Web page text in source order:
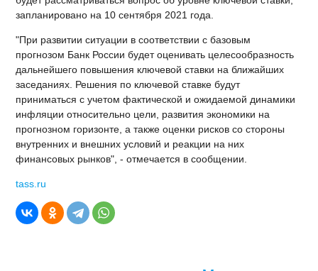
запланировано на 10 сентября 2021 года.
"При развитии ситуации в соответствии с базовым
прогнозом Банк России будет оценивать целесообразность
дальнейшего повышения ключевой ставки на ближайших
заседаниях. Решения по ключевой ставке будут
приниматься с учетом фактической и ожидаемой динамики
инфляции относительно цели, развития экономики на
прогнозном горизонте, а также оценки рисков со стороны
внутренних и внешних условий и реакции на них
финансовых рынков", - отмечается в сообщении.
tass.ru